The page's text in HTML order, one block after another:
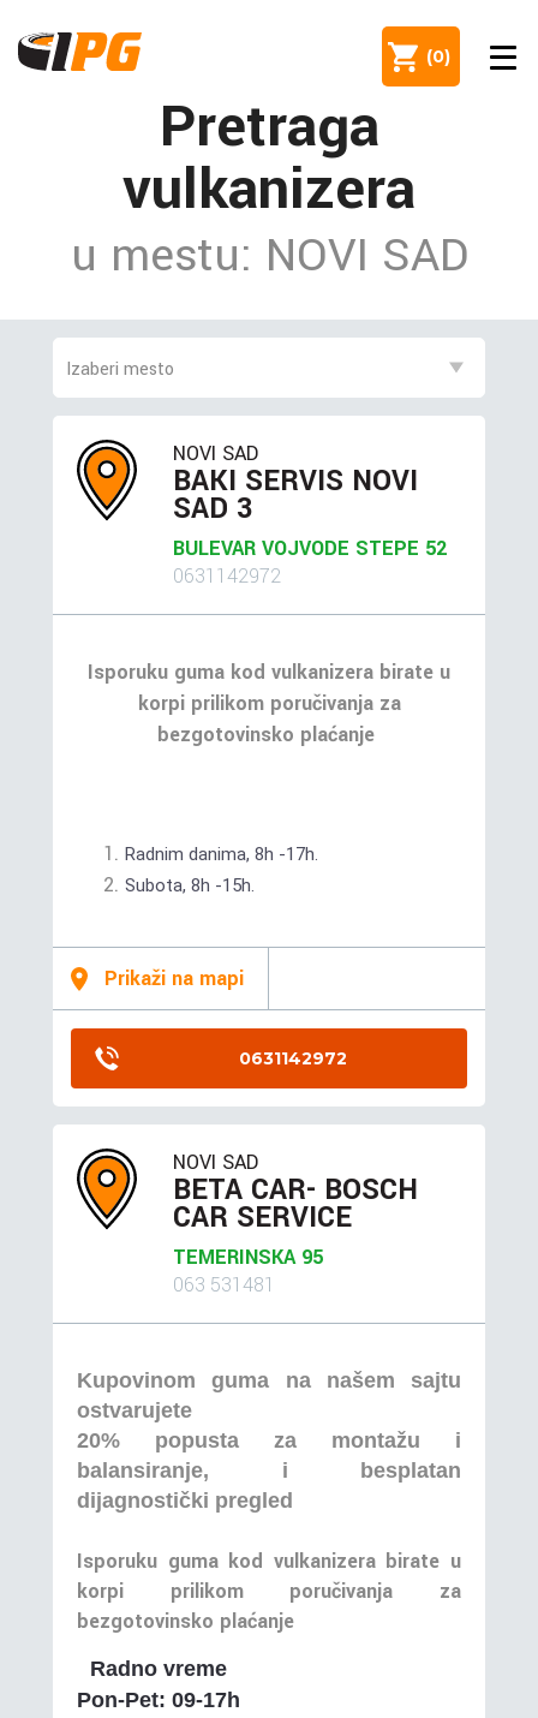
(0)
Pretraga
vulkanizera
u mestu: NOVI SAD
NOVI SAD
BAKI SERVIS NOVI
SAD 3
BULEVAR VOJVODE STEPE 52
0631142972
Isporuku guma kod vulkanizera birate u
korpi prilikom poručivanja za
bezgotovinsko plaćanje
Radnim danima, 8h -17h.
Subota, 8h -15h.
Prikaži na mapi
0631142972
NOVI SAD
BETA CAR- BOSCH
CAR SERVICE
TEMERINSKA 95
063 531481
Kupovinom guma na našem sajtu
ostvarujete
20% popusta za montažu i
balansiranje, i besplatan
dijagnostički pregled
Isporuku guma kod vulkanizera birate u
korpi prilikom poručivanja za
bezgotovinsko plaćanje
Radno vreme
Pon-Pet: 09-17h